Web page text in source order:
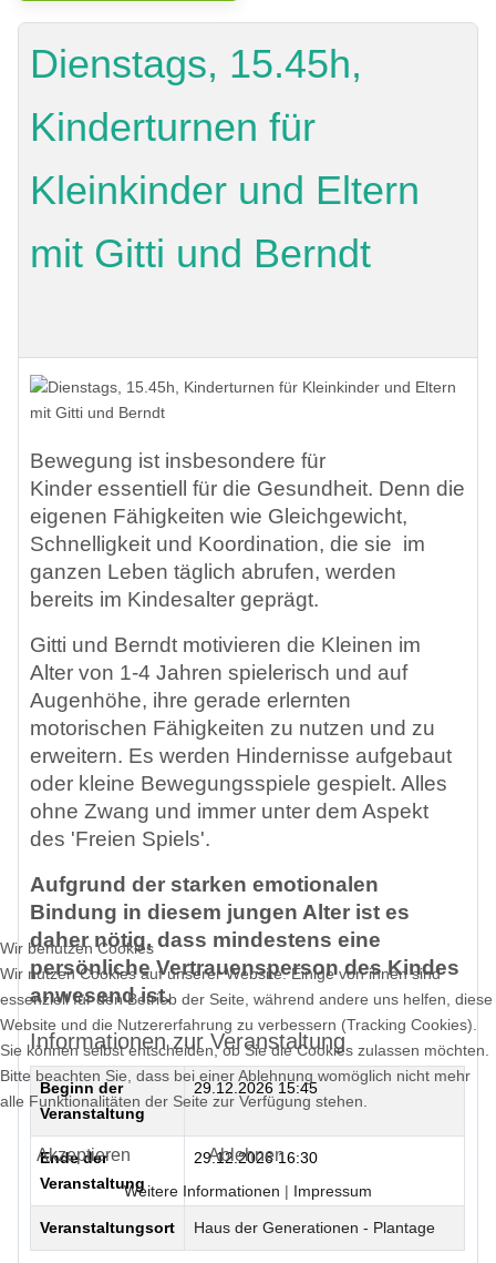
Dienstags, 15.45h,
Kinderturnen für
Kleinkinder und Eltern
mit Gitti und Berndt
Bewegung ist insbesondere für
Kinder essentiell für die Gesundheit. Denn die
eigenen Fähigkeiten wie Gleichgewicht,
Schnelligkeit und Koordination, die sie im
ganzen Leben täglich abrufen, werden
bereits im Kindesalter geprägt.
Gitti und Berndt motivieren die Kleinen im
Alter von 1-4 Jahren spielerisch und auf
Augenhöhe, ihre gerade erlernten
motorischen Fähigkeiten zu nutzen und zu
erweitern. Es werden Hindernisse aufgebaut
oder kleine Bewegungsspiele gespielt. Alles
ohne Zwang und immer unter dem Aspekt
des 'Freien Spiels'.
Aufgrund der starken emotionalen
Bindung in diesem jungen Alter ist es
daher nötig, dass mindestens eine
persönliche Vertrauensperson des Kindes
anwesend ist.
Informationen zur Veranstaltung
Beginn der
Veranstaltung
29.12.2026 15:45
Ende der
Veranstaltung
29.12.2026 16:30
Veranstaltungsort Haus der Generationen - Plantage
Wir benutzen Cookies
Wir nutzen Cookies auf unserer Website. Einige von ihnen sind
essenziell für den Betrieb der Seite, während andere uns helfen, diese
Website und die Nutzererfahrung zu verbessern (Tracking Cookies).
Sie können selbst entscheiden, ob Sie die Cookies zulassen möchten.
Bitte beachten Sie, dass bei einer Ablehnung womöglich nicht mehr
alle Funktionalitäten der Seite zur Verfügung stehen.
Akzeptieren Ablehnen
Weitere Informationen | Impressum